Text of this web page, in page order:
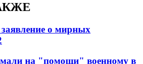
заявление о мирных
на "помощи" военному в